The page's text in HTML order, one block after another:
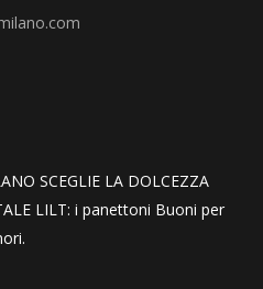
SCEGLIE LA DOLCEZZA
LILT: i panettoni Buoni per